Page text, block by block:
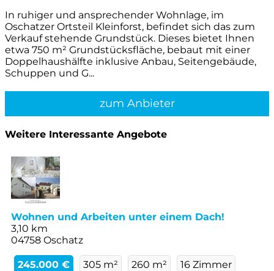
In ruhiger und ansprechender Wohnlage, im
Oschatzer Ortsteil Kleinforst, befindet sich das zum
Verkauf stehende Grundstück. Dieses bietet Ihnen
etwa 750 m² Grundstücksfläche, bebaut mit einer
Doppelhaushälfte inklusive Anbau, Seitengebäude,
Schuppen und G...
zum Anbieter
Weitere Interessante Angebote
Wohnen und Arbeiten unter einem Dach!
3,10 km
04758 Oschatz
245.000 € 305 m² 260 m² 16 Zimmer